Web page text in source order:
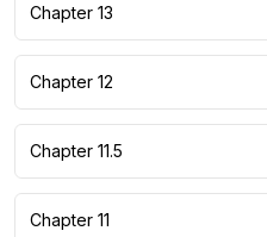
Chapter 13
Chapter 12
Chapter 11.5
Chapter 11